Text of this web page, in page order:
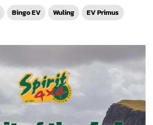
Bingo EV Wuling EV Primus